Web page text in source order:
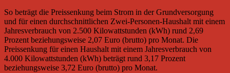
So beträgt die Preissenkung beim Strom in der Grundversorgung
und für einen durchschnittlichen Zwei-Personen-Haushalt mit einem
Jahresverbrauch von 2.500 Kilowattstunden (kWh) rund 2,69
Prozent beziehungsweise 2,07 Euro (brutto) pro Monat. Die
Preissenkung für einen Haushalt mit einem Jahresverbrauch von
4.000 Kilowattstunden (kWh) beträgt rund 3,17 Prozent
beziehungsweise 3,72 Euro (brutto) pro Monat.